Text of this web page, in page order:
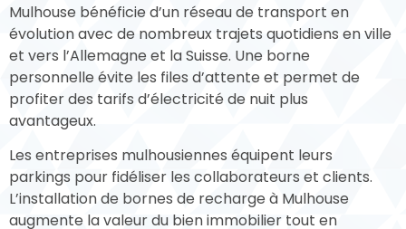
Mulhouse bénéficie d’un réseau de transport en
évolution avec de nombreux trajets quotidiens en ville
et vers l’Allemagne et la Suisse. Une borne
personnelle évite les files d’attente et permet de
profiter des tarifs d’électricité de nuit plus
avantageux.
Les entreprises mulhousiennes équipent leurs
parkings pour fidéliser les collaborateurs et clients.
L’installation de bornes de recharge à Mulhouse
augmente la valeur du bien immobilier tout en